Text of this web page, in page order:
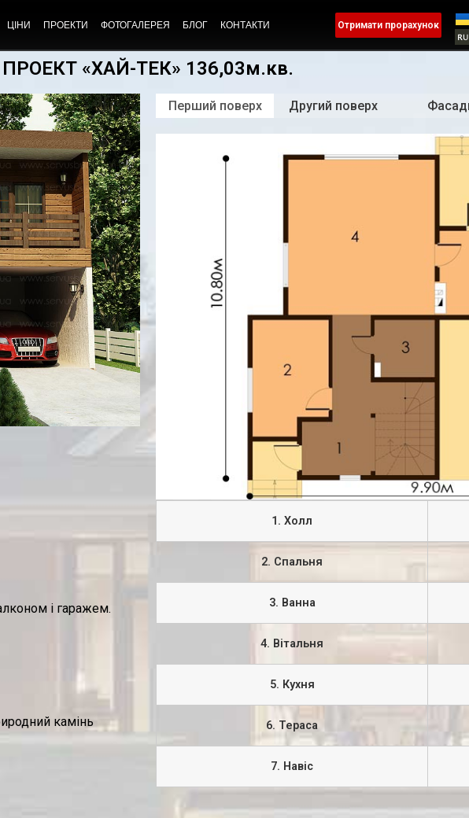
ЦІНИ ПРОЕКТИ ФОТОГАЛЕРЕЯ БЛОГ КОНТАКТИ Отримати прорахунок
ПРОЕКТ «ХАЙ-ТЕК» 136,03м.кв.
і гаражем.
камінь
Перший поверх Другий поверх
1. Холл
2. Спальня
3. Ванна
4. Вітальня
5. Кухня
6. Тераса
7. Навіс